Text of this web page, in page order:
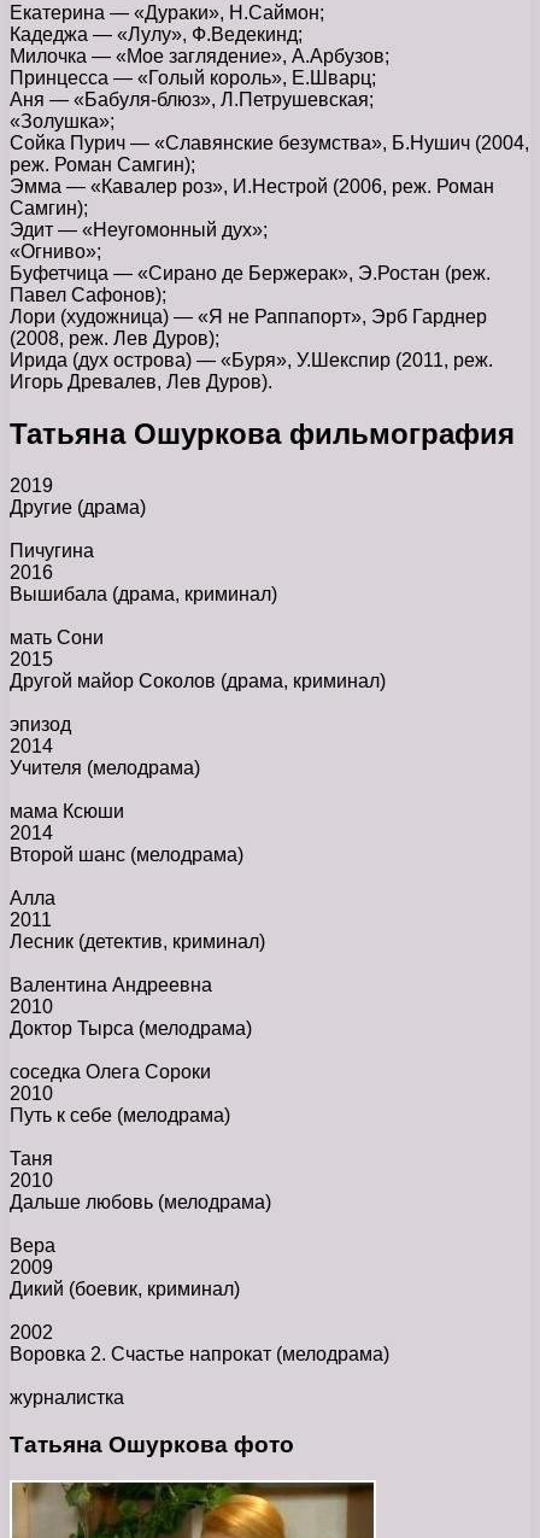
Екатерина — «Дураки», Н.Саймон;
Кадеджа — «Лулу», Ф.Ведекинд;
Милочка — «Мое заглядение», А.Арбузов;
Принцесса — «Голый король», Е.Шварц;
Аня — «Бабуля-блюз», Л.Петрушевская;
«Золушка»;
Сойка Пурич — «Славянские безумства», Б.Нушич (2004,
реж. Роман Самгин);
Эмма — «Кавалер роз», И.Нестрой (2006, реж. Роман
Самгин);
Эдит — «Неугомонный дух»;
«Огниво»;
Буфетчица — «Сирано де Бержерак», Э.Ростан (реж.
Павел Сафонов);
Лори (художница) — «Я не Раппапорт», Эрб Гарднер
(2008, реж. Лев Дуров);
Ирида (дух острова) — «Буря», У.Шекспир (2011, реж.
Игорь Древалев, Лев Дуров).
Татьяна Ошуркова фильмография
2019
Другие (драма)
Пичугина
2016
Вышибала (драма, криминал)
мать Сони
2015
Другой майор Соколов (драма, криминал)
эпизод
2014
Учителя (мелодрама)
мама Ксюши
2014
Второй шанс (мелодрама)
Алла
2011
Лесник (детектив, криминал)
Валентина Андреевна
2010
Доктор Тырса (мелодрама)
соседка Олега Сороки
2010
Путь к себе (мелодрама)
Таня
2010
Дальше любовь (мелодрама)
Вера
2009
Дикий (боевик, криминал)
2002
Воровка 2. Счастье напрокат (мелодрама)
журналистка
Татьяна Ошуркова фото